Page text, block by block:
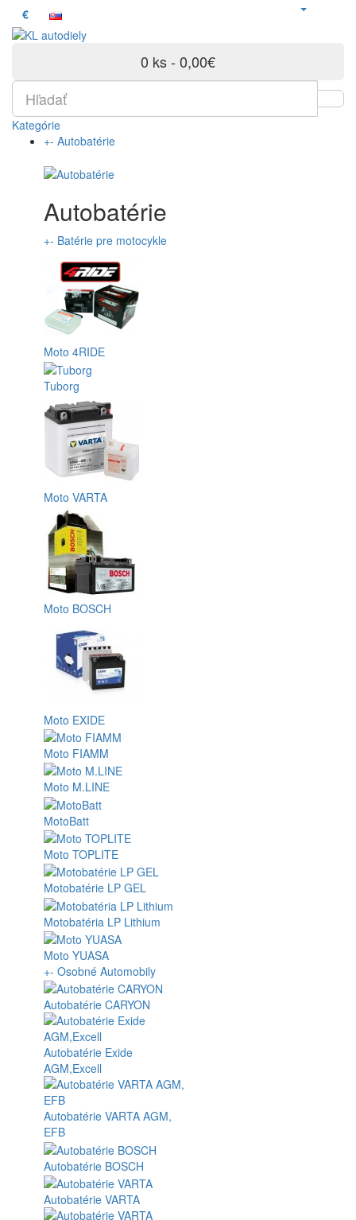
€
0 ks - 0,00€
Kategórie
+- Autobatérie
Autobatérie
+- Batérie pre motocykle
Moto 4RIDE
Tuborg
Moto VARTA
Moto BOSCH
Moto EXIDE
Moto FIAMM
Moto M.LINE
MotoBatt
Moto TOPLITE
Motobatérie LP GEL
Motobatéria LP Lithium
Moto YUASA
+- Osobné Automobily
Autobatérie CARYON
Autobatérie Exide
AGM,Excell
Autobatérie VARTA AGM,
EFB
Autobatérie BOSCH
Autobatérie VARTA